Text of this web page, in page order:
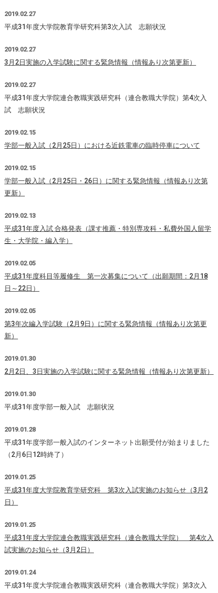
2019.02.27
平成31年度大学院教育学研究科第3次入試 志願状況
2019.02.27
3月2日実施の入学試験に関する緊急情報（情報あり次第更新）
2019.02.27
平成31年度大学院連合教職実践研究科（連合教職大学院）第4次入
試 志願状況
2019.02.15
学部一般入試（2月25日）における近鉄電車の臨時停車について
2019.02.15
学部一般入試（2月25日・26日）に関する緊急情報（情報あり次第
更新）
2019.02.13
平成31年度入試 合格発表（課す推薦・特別専攻科・私費外国人留学
生・大学院・編入学）
2019.02.05
平成31年度科目等履修生 第一次募集について（出願期間：2月18
日～22日）
2019.02.05
第3年次編入学試験（2月9日）に関する緊急情報（情報あり次第更
新）
2019.01.30
2月2日、3日実施の入学試験に関する緊急情報（情報あり次第更新）
2019.01.30
平成31年度学部一般入試 志願状況
2019.01.28
平成31年度学部一般入試のインターネット出願受付が始まりました
（2月6日12時終了）
2019.01.25
平成31年度大学院教育学研究科 第3次入試実施のお知らせ（3月2
日）
2019.01.25
平成31年度大学院連合教職実践研究科（連合教職大学院） 第4次入
試実施のお知らせ（3月2日）
2019.01.24
平成31年度大学院連合教職実践研究科（連合教職大学院）第3次入